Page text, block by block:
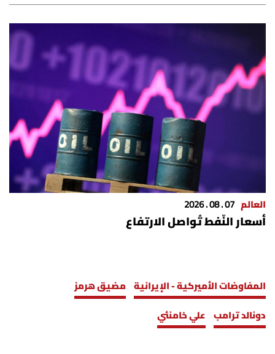
العالم 07 . 08 . 2026
أسعار النّفط تُواصل الارتفاع
المفاوضات الأميركية - الإيرانية مضيق هرمز
دونالد ترامب علي خامنئي